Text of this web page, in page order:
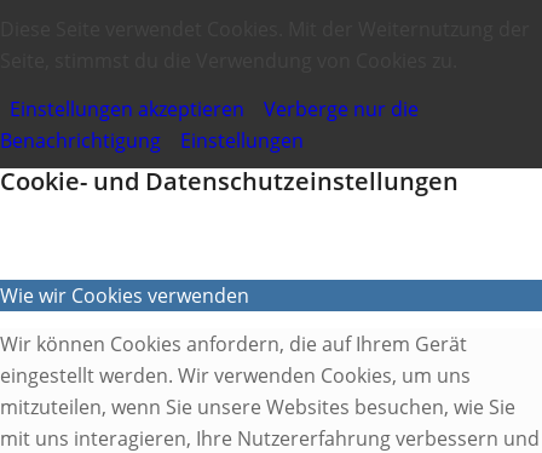
Einstellungen akzeptieren
Verberge nur die
Benachrichtigung
Einstellungen
Cookie- und Datenschutzeinstellungen
Wie wir Cookies verwenden
Wir können Cookies anfordern, die auf Ihrem Gerät
eingestellt werden. Wir verwenden Cookies, um uns
mitzuteilen, wenn Sie unsere Websites besuchen, wie Sie
mit uns interagieren, Ihre Nutzererfahrung verbessern und